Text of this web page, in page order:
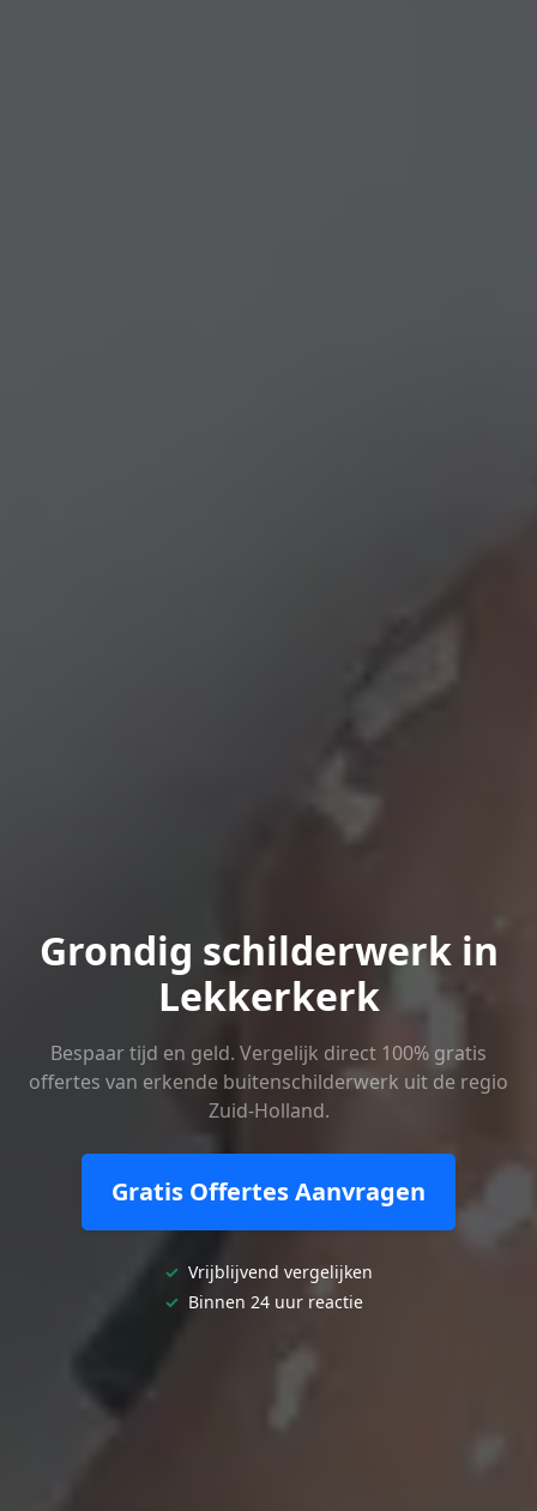
Grondig schilderwerk in
Lekkerkerk
Bespaar tijd en geld. Vergelijk direct 100% gratis
offertes van erkende buitenschilderwerk uit de regio
Zuid-Holland.
Gratis Offertes Aanvragen
✓ Vrijblijvend vergelijken
✓ Binnen 24 uur reactie